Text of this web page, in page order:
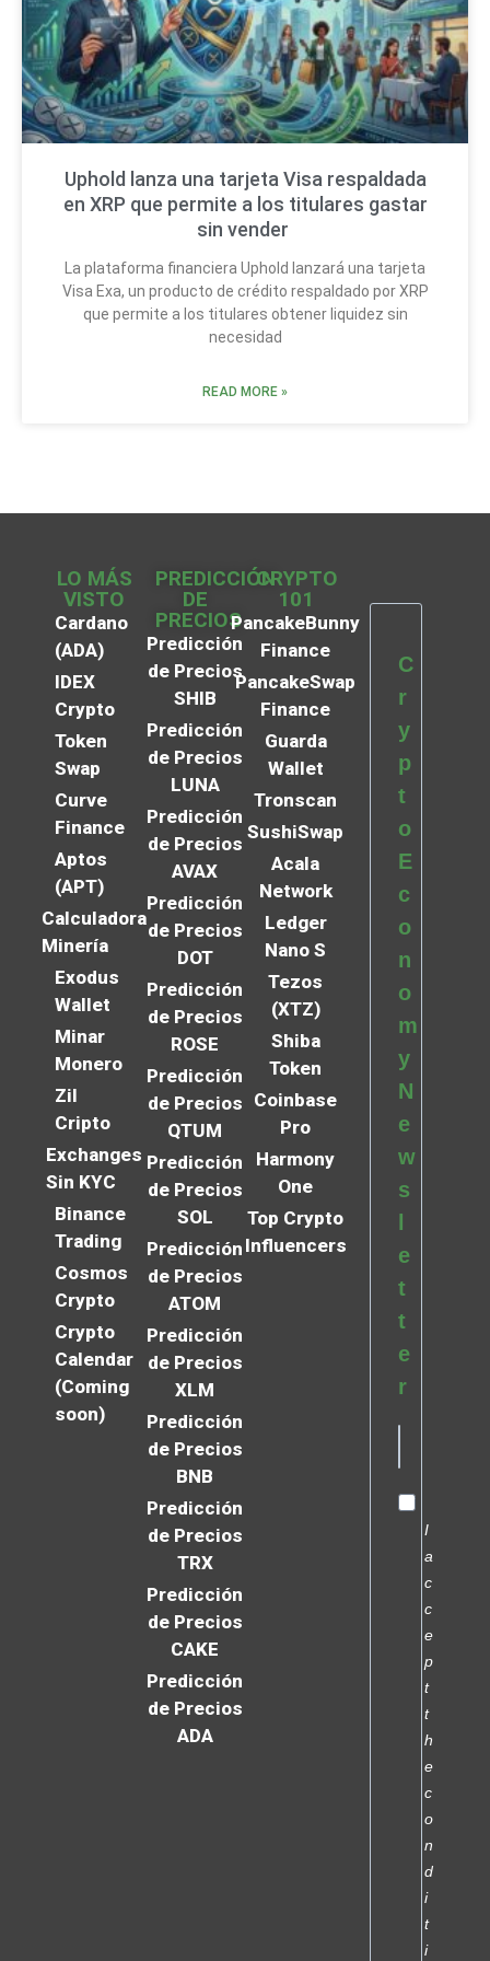
Uphold lanza una tarjeta Visa respaldada
en XRP que permite a los titulares gastar
sin vender
La plataforma financiera Uphold lanzará una tarjeta
Visa Exa, un producto de crédito respaldado por XRP
que permite a los titulares obtener liquidez sin
necesidad
READ MORE »
LO MÁS
VISTO
Cardano
(ADA)
IDEX
Crypto
Token
Swap
Curve
Finance
Aptos
(APT)
Calculadora
Minería
Exodus
Wallet
Minar
Monero
Zil
Cripto
Exchanges
Sin KYC
Binance
Trading
Cosmos
Crypto
Crypto
Calendar
(Coming
soon)
PREDICCIÓN
DE
PRECIOS
Predicción
de Precios
SHIB
Predicción
de Precios
LUNA
Predicción
de Precios
AVAX
Predicción
de Precios
DOT
Predicción
de Precios
ROSE
Predicción
de Precios
QTUM
Predicción
de Precios
SOL
Predicción
de Precios
ATOM
Predicción
de Precios
XLM
Predicción
de Precios
BNB
Predicción
de Precios
TRX
Predicción
de Precios
CAKE
Predicción
de Precios
ADA
CRYPTO
101
PancakeBunny
Finance
PancakeSwap
Finance
Guarda
Wallet
Tronscan
SushiSwap
Acala
Network
Ledger
Nano S
Tezos
(XTZ)
Shiba
Token
Coinbase
Pro
Harmony
One
Top Crypto
Influencers
C
r
y
p
t
o
E
c
o
n
o
m
y
N
e
w
s
e
t
t
e
r
I
a
c
c
e
p
t
t
h
e
c
o
n
d
i
t
i